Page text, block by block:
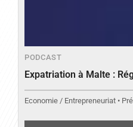
PODCAST
Expatriation à Malte :
Economie / Entrepreneuriat •